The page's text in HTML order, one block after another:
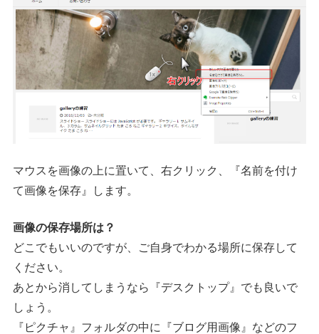
マウスを画像の上に置いて、右クリック、『名前を付け
て画像を保存』します。
画像の保存場所は？
どこでもいいのですが、ご自身でわかる場所に保存して
ください。
あとから消してしまうなら『デスクトップ』でも良いで
しょう。
『ピクチャ』フォルダの中に『ブログ用画像』などのフ